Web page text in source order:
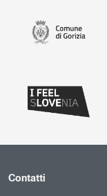
Contatti